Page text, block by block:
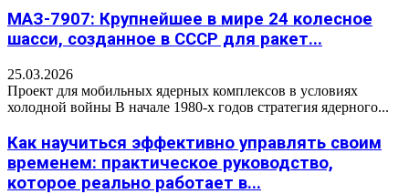
МАЗ-7907: Крупнейшее в мире 24 колесное
шасси, созданное в СССР для ракет...
25.03.2026
Проект для мобильных ядерных комплексов в условиях
холодной войны В начале 1980-х годов стратегия ядерного...
Как научиться эффективно управлять своим
временем: практическое руководство,
которое реально работает в...